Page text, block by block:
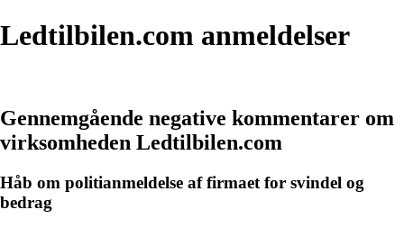
Ledtilbilen.com anmeldelser
Gennemgående negative kommentarer om
virksomheden Ledtilbilen.com
Håb om politianmeldelse af firmaet for svindel og
bedrag